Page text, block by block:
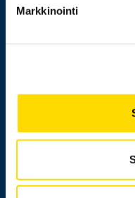
Markkinointi
Messi
Tietoa